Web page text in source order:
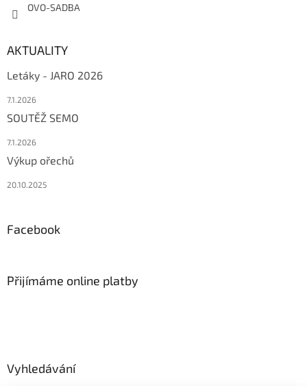
OVO-SADBA
AKTUALITY
Letáky - JARO 2026
7.1.2026
SOUTĚŽ SEMO
7.1.2026
Výkup ořechů
20.10.2025
Facebook
Přijímáme online platby
Vyhledávání